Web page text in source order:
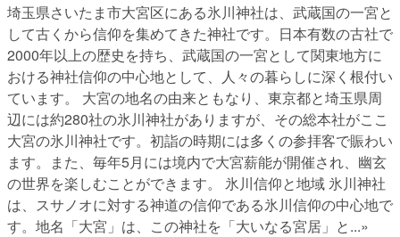
埼玉県さいたま市大宮区にある氷川神社は、武蔵国の一宮と
して古くから信仰を集めてきた神社です。日本有数の古社で
2000年以上の歴史を持ち、武蔵国の一宮として関東地方に
おける神社信仰の中心地として、人々の暮らしに深く根付い
ています。 大宮の地名の由来ともなり、東京都と埼玉県周
辺には約280社の氷川神社がありますが、その総本社がここ
大宮の氷川神社です。初詣の時期には多くの参拝客で賑わい
ます。また、毎年5月には境内で大宮薪能が開催され、幽玄
の世界を楽しむことができます。 氷川信仰と地域 氷川神社
は、スサノオに対する神道の信仰である氷川信仰の中心地で
す。地名「大宮」は、この神社を「大いなる宮居」と...»